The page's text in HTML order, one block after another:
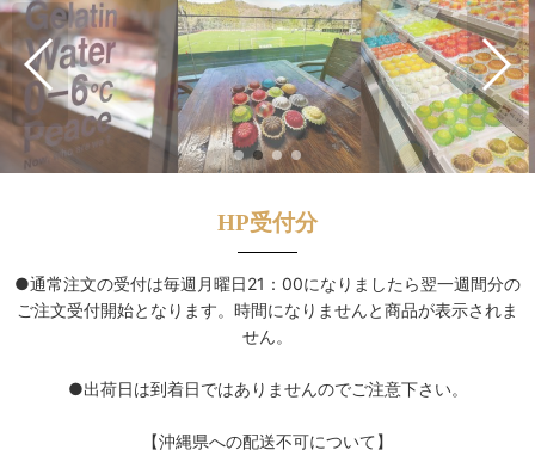
HP受付分
●通常注文の受付は毎週月曜日21：00になりましたら翌一週間分の
ご注文受付開始となります。時間になりませんと商品が表示されま
せん。
●出荷日は到着日ではありませんのでご注意下さい。
【沖縄県への配送不可について】